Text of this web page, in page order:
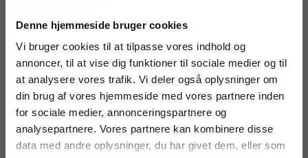
Denne hjemmeside bruger cookies
Vi bruger cookies til at tilpasse vores indhold og
annoncer, til at vise dig funktioner til sociale medier og til
at analysere vores trafik. Vi deler også oplysninger om
din brug af vores hjemmeside med vores partnere inden
for sociale medier, annonceringspartnere og
analysepartnere. Vores partnere kan kombinere disse
data med andre oplysninger, du har givet dem, eller som
relevante teknologier, som understøtter læringen,
men fortsat anerkender lærernes didaktik og
erfaring. Vi skal ikke udbyde læremidler, som er
afhængige af en teknologi, hvor man ikke selv skal
tænke. Og jeg tror, at kreativitet og kritisk
refleksivitet bliver endnu vigtigere i fremtiden.
Køb læremidler og find masterclasses mm.
Fortsæt som:
For privatkunder og
studerende. Du får
vist priser inkl.
For institutioner og
virksomheder. Du
får vist priser ekskl.